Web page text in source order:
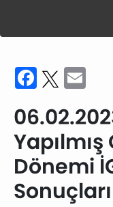
Facebook
Twitter
Dönemi
Sonuçları